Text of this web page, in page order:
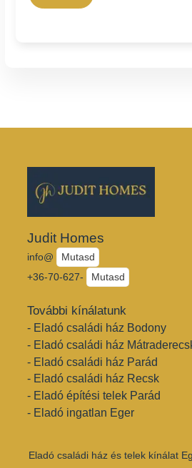
Judit Homes
info@
Mutasd
+36-70-627-
Mutasd
További kínálatunk
- Eladó családi ház Bodony
- Eladó családi ház
- Eladó családi ház Parád
- Eladó családi ház Recsk
- Eladó építési telek Parád
- Eladó ingatlan Eger
Eladó családi ház és telek kínálat